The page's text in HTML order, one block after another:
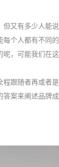
但又有多少人能
个人都有不同的
，可能我们在
程跟随者再或者
答案来阐述品牌